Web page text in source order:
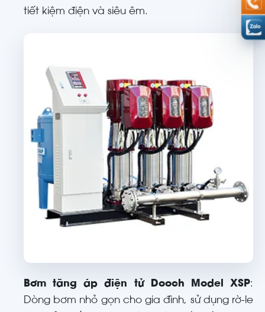
tiết kiệm điện và siêu êm.
Bơm tăng áp điện tử Dooch Model XSP:
Dòng bơm nhỏ gọn cho gia đình, sử dụng rờ-le